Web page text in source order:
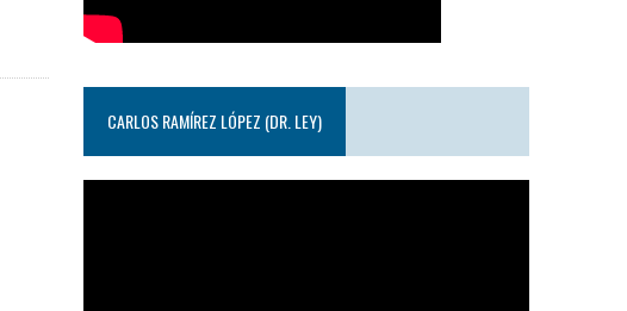
CARLOS RAMÍREZ LÓPEZ (DR. LEY)